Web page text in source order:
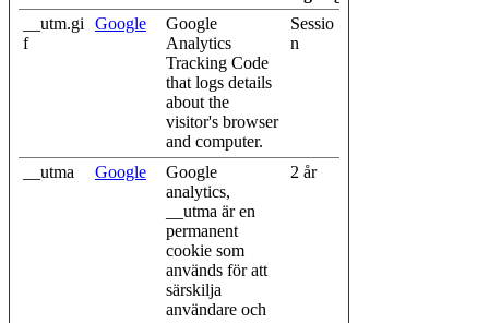
__utm.gi
f
Google
Google
Analytics
Tracking Code
that logs details
about the
visitor's browser
and computer.
Sessio
n
__utma Google
Google
analytics,
__utma är en
permanent
cookie som
används för att
särskilja
användare och
2 år